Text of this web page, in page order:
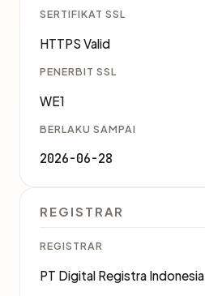
SERTIFIKAT SSL
HTTPS Valid
PENERBIT SSL
WE1
BERLAKU SAMPAI
2026-06-28
REGISTRAR
REGISTRAR
PT Digital Registra Indonesia